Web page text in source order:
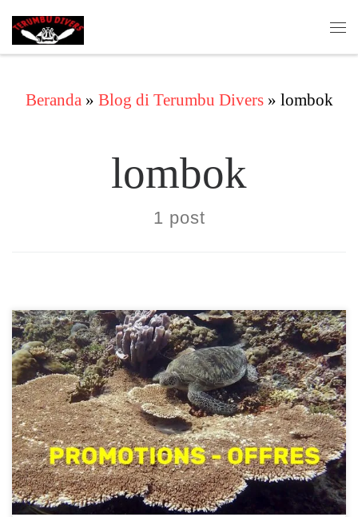
Skip to content
Beranda » Blog di Terumbu Divers » lombok
lombok
1 post
Harga spesial kami, menyelam dan resor.
Penyelaman kami dilakukan dari kapal
selam kami, kami berada di Pantai Sire,
Lombok dan menyelam di sekitar 3 pulau
Gili dan Pantai Sire. Semua
kursus/penyelaman menyenangkan kami
diawasi oleh seseorang dengan sertifikasi
menyelam PADI yang tepat. Diskun kursus